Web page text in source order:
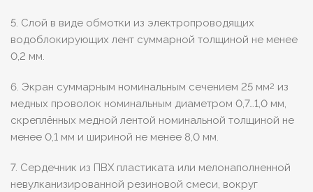
5. Слой в виде обмотки из электропроводящих
водоблокирующих лент суммарной толщиной не менее
0,2 мм.
6. Экран суммарным номинальным сечением 25 мм2 из
медных проволок номинальным диаметром 0,7…1,0 мм,
скреплённых медной лентой номинальной толщиной не
менее 0,1 мм и шириной не менее 8,0 мм.
7. Сердечник из ПВХ пластиката или мелонаполненной
невулканизированной резиновой смеси, вокруг